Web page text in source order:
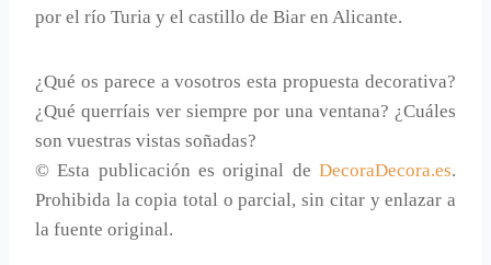
por el río Turia y el castillo de Biar en Alicante.
¿Qué os parece a vosotros esta propuesta decorativa?
¿Qué querríais ver siempre por una ventana? ¿Cuáles
son vuestras vistas soñadas?
© Esta publicación es original de DecoraDecora.es.
Prohibida la copia total o parcial, sin citar y enlazar a
la fuente original.